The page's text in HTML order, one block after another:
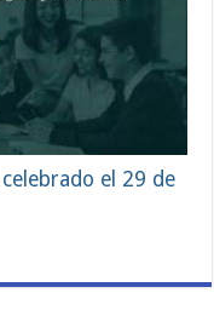
el 29 de